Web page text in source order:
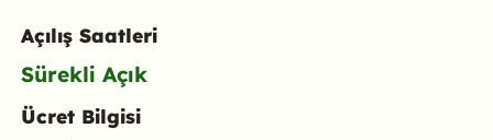
Açılış Saatleri
Sürekli Açık
Ücret Bilgisi